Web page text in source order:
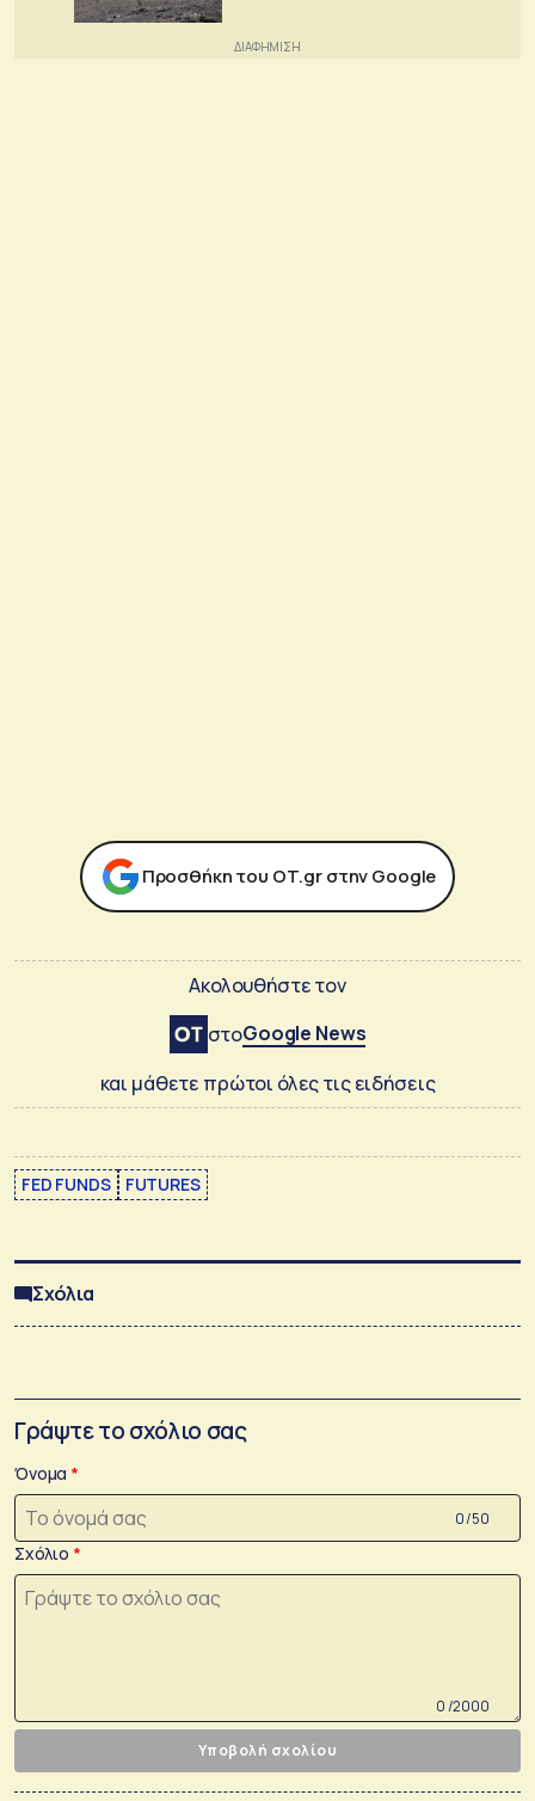
Προσθήκη του ΟΤ.gr στην Google
Ακολουθήστε τον
στοGoogle News
και μάθετε πρώτοι όλες τις ειδήσεις
FED FUNDS FUTURES
Σχόλια
Γράψτε το σχόλιο σας
Όνομα
0 /50
Σχόλιο
0 /2000
Υποβολή σχολίου